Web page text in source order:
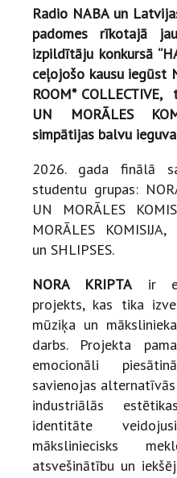
Radio NABA un
padomes rīkotajā
izpildītāju konkursā
ceļojošo kausu iegūst
ROOM*
UN MORĀLES
simpātijas balvu ieguva
2026. gada finālā
studentu grupas:
UN MORĀLES
MORĀLES KOMISIJA,
un SHLIPSES.
NORA KRIPTAir
projekts, kas tika
mūziķa un
darbs. Projekta
emocionāli
savienojas
industriālās
identitāte
māksliniecisks
atsvešinātību un